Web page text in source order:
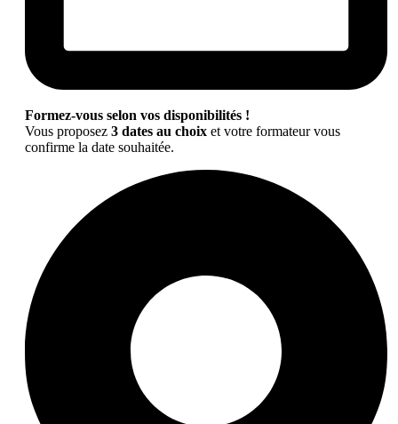
Formez-vous selon vos disponibilités !
Vous proposez 3 dates au choix et votre formateur vous
confirme la date souhaitée.